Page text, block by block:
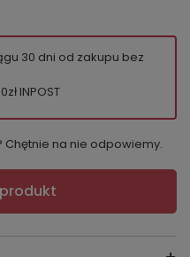
30 dni od zakupu bez
INPOST
na nie odpowiemy.